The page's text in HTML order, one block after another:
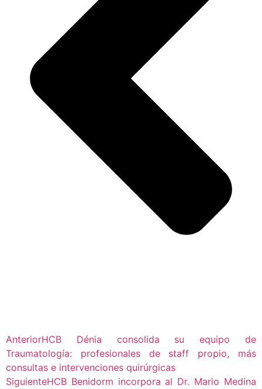
AnteriorHCB Dénia consolida su equipo de
Traumatología: profesionales de staff propio, más
consultas e intervenciones quirúrgicas
SiguienteHCB Benidorm incorpora al Dr. Mario Medina